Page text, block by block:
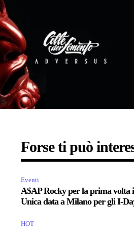
Forse ti può
Eventi
A$AP Rocky per la prima volta
Unica data a Milano per gli I-
HOT